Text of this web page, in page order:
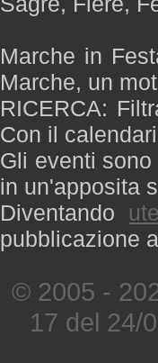
Marche in
Marche, un
RICERCA:
Con il
Gli eventi
in un'apposita
Diventando
pubblicazione
© 2005 -
17 del 24/